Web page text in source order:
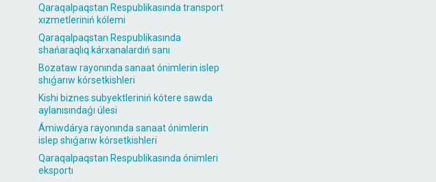
Qaraqalpaqstan Respublikasında transport
xızmetleriniń kólemi
Qaraqalpaqstan Respublikasında
shańaraqlıq kárxanalardıń sanı
Bozataw rayonında sanaat ónimlerin islep
shıǵarıw kórsetkishleri
Kishi biznes subyektleriniń kótere sawda
aylanısındaǵı úlesi
Ámiwdárya rayonında sanaat ónimlerin
islep shıǵarıw kórsetkishleri
Qaraqalpaqstan Respublikasında ónimleri
eksportı